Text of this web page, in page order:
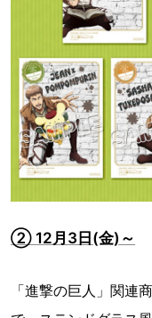
② 12月3日(金)～
「進撃の巨人」関連